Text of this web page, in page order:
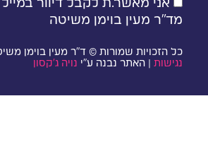
מד״ר מעין בוימן משיטה
כל הזכויות שמורות © ד״ר מעין בוימן משיטה
נגישות| האתר נבנה ע״י נויה ג׳קסון